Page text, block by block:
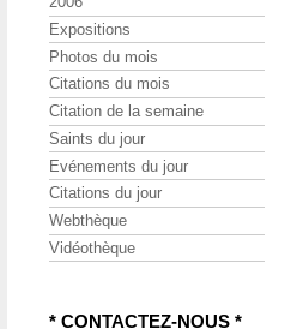
Expositions
Photos du mois
Citations du mois
Citation de la semaine
Saints du jour
Evénements du jour
Citations du jour
Webthèque
Vidéothèque
* CONTACTEZ-NOUS *